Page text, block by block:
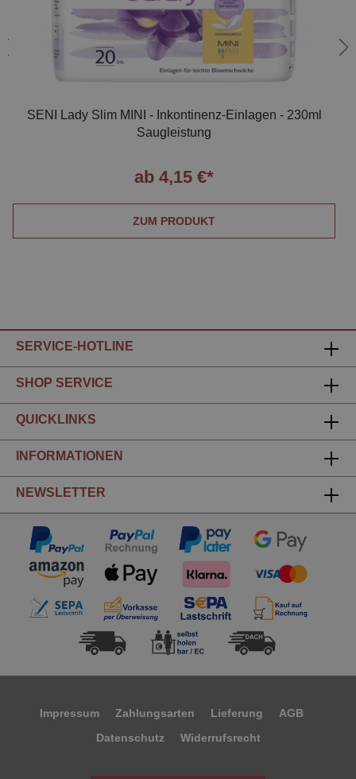
SENI Lady Slim MINI - Inkontinenz-Einlagen - 230ml
Saugleistung
ab 4,15 €*
ZUM PRODUKT
SERVICE-HOTLINE
SHOP SERVICE
QUICKLINKS
INFORMATIONEN
NEWSLETTER
Impressum Zahlungsarten Lieferung
AGB
Datenschutz
Widerrufsrecht